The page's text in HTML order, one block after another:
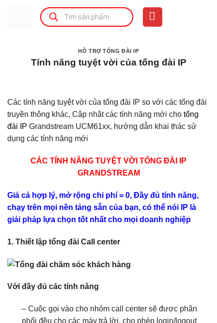
Tìm
kiếm
sản
phẩm
HỖ TRỢ TỔNG ĐÀI IP
Tính năng tuyệt vời của tổng đài IP
Các tính năng tuyệt vời của tổng đài IP so với các tổng đài
truyền thông khác, Cập nhật các tính năng mới cho tổng
đài IP Grandstream UCM61xx, hướng dẫn khai thác sử
dụng các tính năng mới
CÁC TÍNH NĂNG TUYỆT VỜI TỔNG ĐÀI IP
GRANDSTREAM
Giá cả hợp lý, mở rộng chi phí = 0, Đầy đủ tính năng,
chạy trên mọi nền tảng sẵn của bạn, có thể nói IP là
giải pháp lựa chọn tốt nhất cho mọi doanh nghiệp
1. Thiết lập tổng đài Call center
Với đầy đủ các tính năng
– Cuộc gọi vào cho nhóm call center sẽ được phân
phối đều cho các máy trả lời, cho phép login/logout